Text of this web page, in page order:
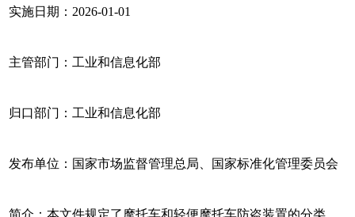
实施日期：2026-01-01
主管部门：工业和信息化部
归口部门：工业和信息化部
发布单位：国家市场监督管理总局、国家标准化管理委员会